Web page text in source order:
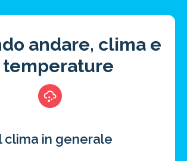
andare, clima e
temperature
clima in generale